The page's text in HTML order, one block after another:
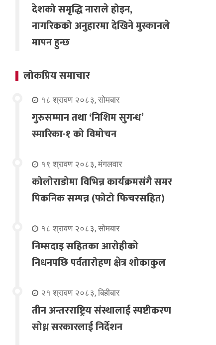
देशको समृद्धि नाराले होइन,
नागरिकको अनुहारमा देखिने मुस्कानले
मापन हुन्छ
लोकप्रिय समाचार
१८ श्रावण २०८३, सोमबार
गुरुसम्मान तथा ‘निशिम सुगन्ध’
स्मारिका-१ को विमोचन
१९ श्रावण २०८३, मंगलवार
कोलोराडोमा विभिन्न कार्यक्रमसंगै समर
पिकनिक सम्पन्न (फोटो फिचरसहित)
१८ श्रावण २०८३, सोमबार
निम्सदाइ सहितका आरोहीको
निधनपछि पर्वतारोहण क्षेत्र शोकाकुल
२१ श्रावण २०८३, बिहीबार
तीन अन्तरराष्ट्रिय संस्थालाई स्पष्टीकरण
सोध्न सरकारलाई निर्देशन